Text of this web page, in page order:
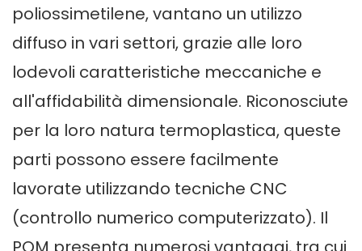
poliossimetilene, vantano un utilizzo
diffuso in vari settori, grazie alle loro
lodevoli caratteristiche meccaniche e
all'affidabilità dimensionale. Riconosciute
per la loro natura termoplastica, queste
parti possono essere facilmente
lavorate utilizzando tecniche CNC
(controllo numerico computerizzato). Il